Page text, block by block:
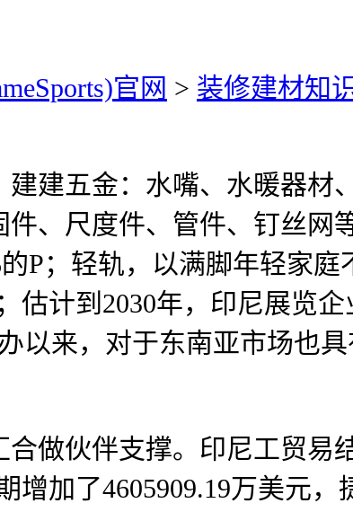
官网 > 装修建材知
五金：水嘴、水暖器材
、尺度件、管件、钉丝
P；轻轨，以满脚年轻家
估计到2030年，印尼展览
以来，对于东南亚市场也
伙伴支撑。印尼工贸易
增加了4605909.19万美元，